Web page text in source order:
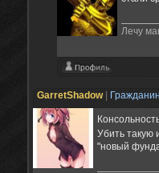
Лечу
GarretShadow|
Убить такую
"новый